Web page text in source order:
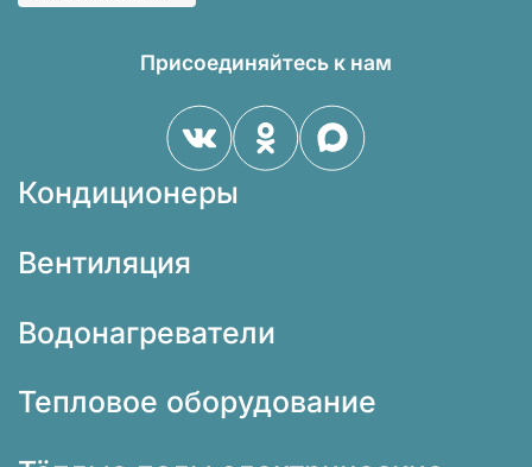
Присоединяйтесь к нам
Кондиционеры
Вентиляция
Водонагреватели
Тепловое оборудование